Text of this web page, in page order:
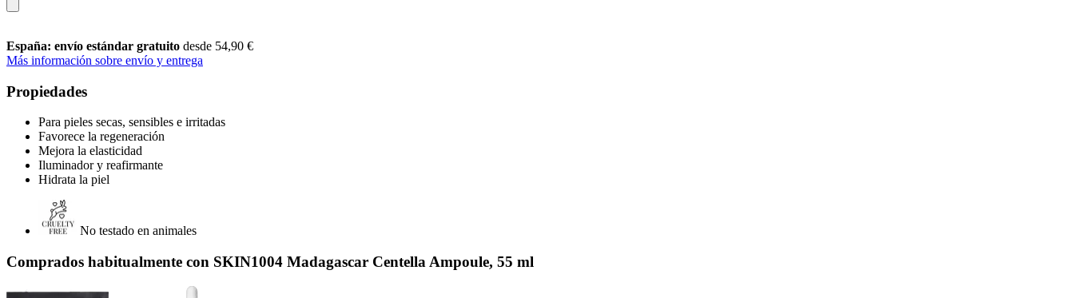
España: envío estándar gratuito desde 54,90 €
Más información sobre envío y entrega
Propiedades
Para pieles secas, sensibles e irritadas
Favorece la regeneración
Mejora la elasticidad
Iluminador y reafirmante
Hidrata la piel
No testado en animales
Comprados habitualmente con SKIN1004 Madagascar Centella Ampoule, 55 ml